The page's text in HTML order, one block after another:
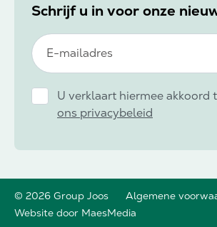
Schrijf u in voor onze
U verklaart hiermee akkoord
ons privacybeleid
© 2026 Group Joos
Algemene
Website door MaesMedia